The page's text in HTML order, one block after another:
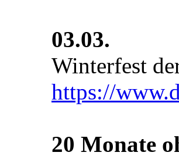
03.03.
Winterfest
https://
20 Monate